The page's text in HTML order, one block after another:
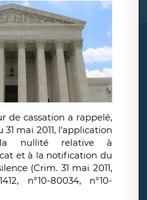
de cassation a rappelé,
mai 2011, l’application
nullité relative à
et à la notification du
(Crim. 31 mai 2011,
n°10-80034, n°10-